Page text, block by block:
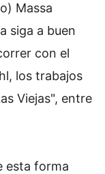
Massa
siga a buen
con el
los trabajos
Viejas", entre
esta forma